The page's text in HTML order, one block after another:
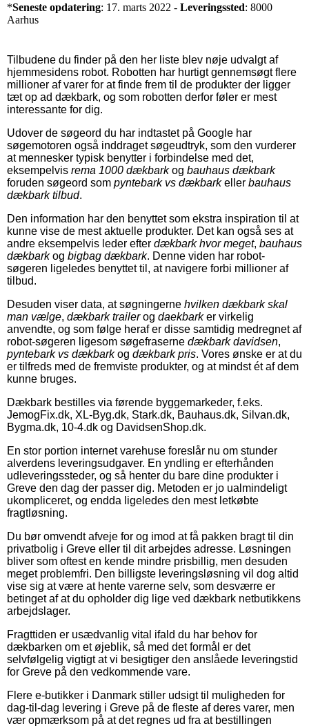
*Seneste opdatering: 17. marts 2022 - Leveringssted: 8000
Aarhus
Tilbudene du finder på den her liste blev nøje udvalgt af
hjemmesidens robot. Robotten har hurtigt gennemsøgt flere
millioner af varer for at finde frem til de produkter der ligger
tæt op ad dækbark, og som robotten derfor føler er mest
interessante for dig.
Udover de søgeord du har indtastet på Google har
søgemotoren også inddraget søgeudtryk, som den vurderer
at mennesker typisk benytter i forbindelse med det,
eksempelvis rema 1000 dækbarkog bauhaus dækbark
foruden søgeord som pyntebark vs dækbarkeller bauhaus
dækbark tilbud.
Den information har den benyttet som ekstra inspiration til at
kunne vise de mest aktuelle produkter. Det kan også ses at
andre eksempelvis leder efter dækbark hvor meget, bauhaus
dækbarkog bigbag dækbark. Denne viden har robot-
søgeren ligeledes benyttet til, at navigere forbi millioner af
tilbud.
Desuden viser data, at søgningerne hvilken dækbark skal
man vælge, dækbark trailerog daekbarker virkelig
anvendte, og som følge heraf er disse samtidig medregnet af
robot-søgeren ligesom søgefraserne dækbark davidsen,
pyntebark vs dækbarkog dækbark pris. Vores ønske er at du
er tilfreds med de fremviste produkter, og at mindst ét af dem
kunne bruges.
Dækbark bestilles via førende byggemarkeder, f.eks.
JemogFix.dk, XL-Byg.dk, Stark.dk, Bauhaus.dk, Silvan.dk,
Bygma.dk, 10-4.dk og DavidsenShop.dk.
En stor portion internet varehuse foreslår nu om stunder
alverdens leveringsudgaver. En yndling er efterhånden
udleveringssteder, og så henter du bare dine produkter i
Greve den dag der passer dig. Metoden er jo ualmindeligt
ukompliceret, og endda ligeledes den mest letkøbte
fragtløsning.
Du bør omvendt afveje for og imod at få pakken bragt til din
privatbolig i Greve eller til dit arbejdes adresse. Løsningen
bliver som oftest en kende mindre prisbillig, men desuden
meget problemfri. Den billigste leveringsløsning vil dog altid
vise sig at være at hente varerne selv, som desværre er
betinget af at du opholder dig lige ved dækbark netbutikkens
arbejdslager.
Fragttiden er usædvanlig vital ifald du har behov for
dækbarken om et øjeblik, så med det formål er det
selvfølgelig vigtigt at vi besigtiger den anslåede leveringstid
for Greve på den vedkommende vare.
Flere e-butikker i Danmark stiller udsigt til muligheden for
dag-til-dag levering i Greve på de fleste af deres varer, men
vær opmærksom på at det regnes ud fra at bestillingen